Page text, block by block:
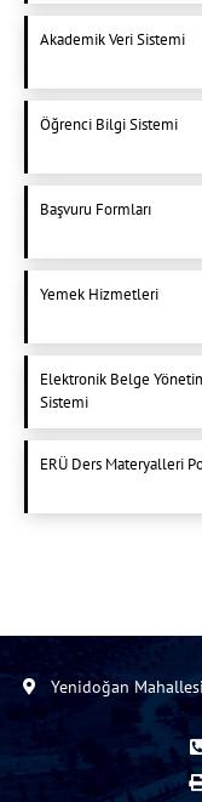
Akademik Veri Sistemi
Öğrenci Bilgi Sistemi
Başvuru Formları
Yemek Hizmetleri
Elektronik Belge
Sistemi
ERÜ Ders Materyalleri
Yenidoğan